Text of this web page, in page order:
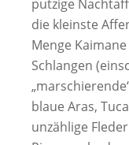
putzige
die kleinste
Menge
Schlangen
blaue Aras,
unzählige